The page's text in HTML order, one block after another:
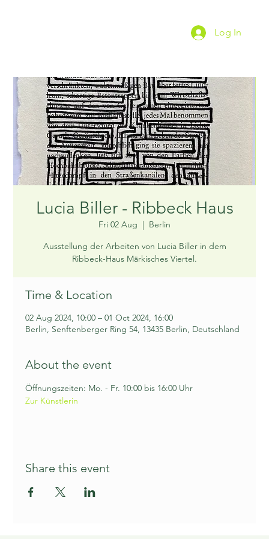
Log In
Lucia Biller - Ribbeck Haus
Fri 02 Aug
  |
Berlin
Ausstellung der Arbeiten von Lucia Biller in dem
Ribbeck-Haus Märkisches Viertel.
Time & Location
02 Aug 2024, 10:00 – 01 Oct 2024, 16:00
Berlin, Senftenberger Ring 54, 13435 Berlin, Deutschland
About the event
Öffnungszeiten: Mo. - Fr. 10:00 bis 16:00 Uhr
Zur Künstlerin
Share this event